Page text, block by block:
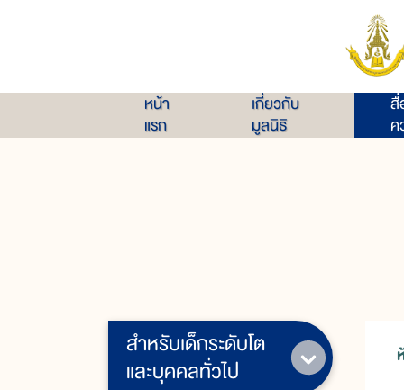
หน้า
แรก
เกี่ยวกับ
มูลนิธิ
สื่
ค
สำหรับเด็กระดับโต
และบุคคลทั่วไป